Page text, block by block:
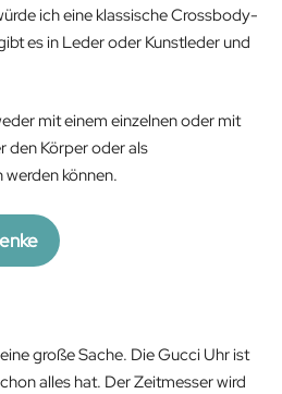
ich eine klassische Crossbody-
es in Leder oder Kunstleder und
mit einem einzelnen oder mit
den Körper oder als
können.
große Sache. Die Gucci Uhr ist
alles hat. Der Zeitmesser wird